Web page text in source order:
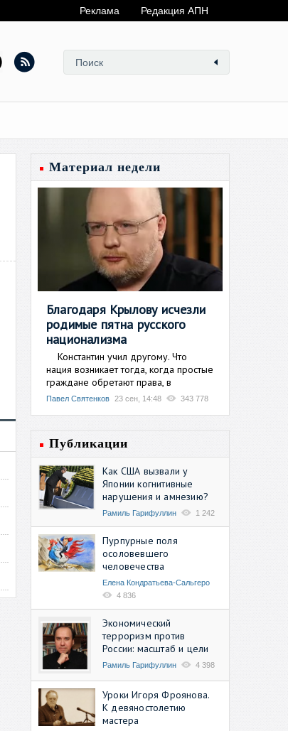
Реклама Редакция АПН
Материал недели
Благодаря Крылову исчезли
родимые пятна русского
национализма
Константин учил другому. Что
нация возникает тогда, когда простые
граждане обретают права, в
Павел Святенков 23 сен, 14:48 343 778
Публикации
Как США вызвали у
Японии когнитивные
нарушения и амнезию?
Рамиль Гарифуллин 1 242
Пурпурные поля
осоловевшего
человечества
Елена Кондратьева-Сальгеро
4 836
Экономический
терроризм против
России: масштаб и цели
Рамиль Гарифуллин 4 398
Уроки Игоря Фроянова.
К девяностолетию
мастера